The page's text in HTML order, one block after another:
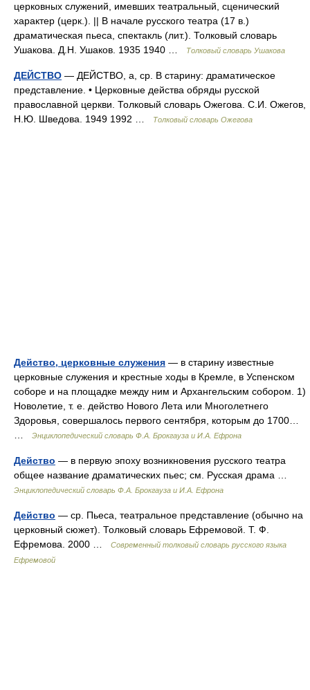
церковных служений, имевших театральный, сценический
характер (церк.). || В начале русского театра (17 в.)
драматическая пьеса, спектакль (лит.). Толковый словарь
Ушакова. Д.Н. Ушаков. 1935 1940 …
Толковый словарь Ушакова
ДЕЙСТВО — ДЕЙСТВО, а, ср. В старину: драматическое
представление. • Церковные действа обряды русской
православной церкви. Толковый словарь Ожегова. С.И. Ожегов,
Н.Ю. Шведова. 1949 1992 …
Толковый словарь Ожегова
Действо, церковные служения — в старину известные
церковные служения и крестные ходы в Кремле, в Успенском
соборе и на площадке между ним и Архангельским собором. 1)
Новолетие, т. е. действо Нового Лета или Многолетнего
Здоровья, совершалось первого сентября, которым до 1700…
Энциклопедический словарь Ф.А. Брокгауза и И.А. Ефрона
Действо — в первую эпоху возникновения русского театра
общее название драматических пьес; см. Русская драма …
Энциклопедический словарь Ф.А. Брокгауза и И.А. Ефрона
Действо — ср. Пьеса, театральное представление (обычно на
церковный сюжет). Толковый словарь Ефремовой. Т. Ф.
Ефремова. 2000 …
Современный толковый словарь русского языка
Ефремовой